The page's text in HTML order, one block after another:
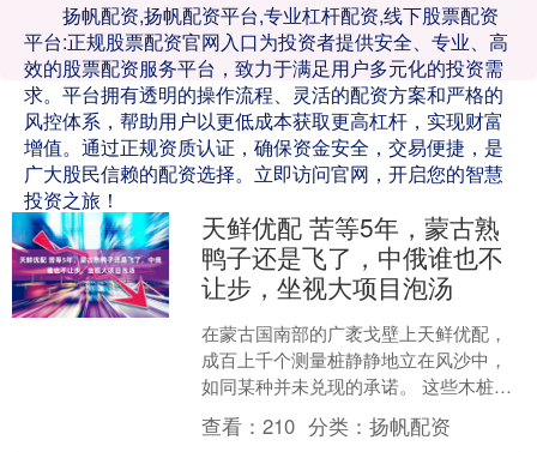
扬帆配资,扬帆配资平台,专业杠杆配资,线下股票配资
平台:正规股票配资官网入口为投资者提供安全、专业、高
效的股票配资服务平台，致力于满足用户多元化的投资需
求。平台拥有透明的操作流程、灵活的配资方案和严格的
风控体系，帮助用户以更低成本获取更高杠杆，实现财富
增值。通过正规资质认证，确保资金安全，交易便捷，是
广大股民信赖的配资选择。立即访问官网，开启您的智慧
投资之旅！
天鲜优配 苦等5年，蒙古熟
鸭子还是飞了，中俄谁也不
让步，坐视大项目泡汤
在蒙古国南部的广袤戈壁上天鲜优配，
成百上千个测量桩静静地立在风沙中，
如同某种并未兑现的承诺。 这些木桩原
本标记的是一条通往财富的黄金通道
——西伯利亚力量2号天然....
查看：210 分类：扬帆配资